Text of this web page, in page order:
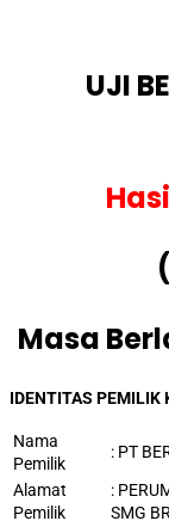
UJI
Masa
IDENTITAS PEMILIK
Nama
Pemilik
: PT
Alamat
Pemilik
:
SMG